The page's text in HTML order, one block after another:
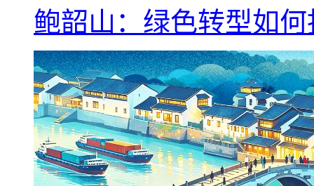
鲍韶山：绿色转型如